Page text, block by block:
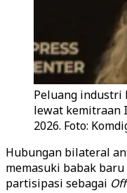
Peluang industri
lewat kemitraan
2026. Foto:
Hubungan bilateral
memasuki babak
partisipasi sebagai